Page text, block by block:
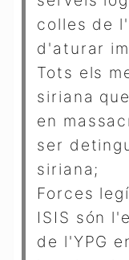
colles de
d'aturar
Tots els
siriana
en
ser
siriana;
Forces
ISIS són
de l'YPG